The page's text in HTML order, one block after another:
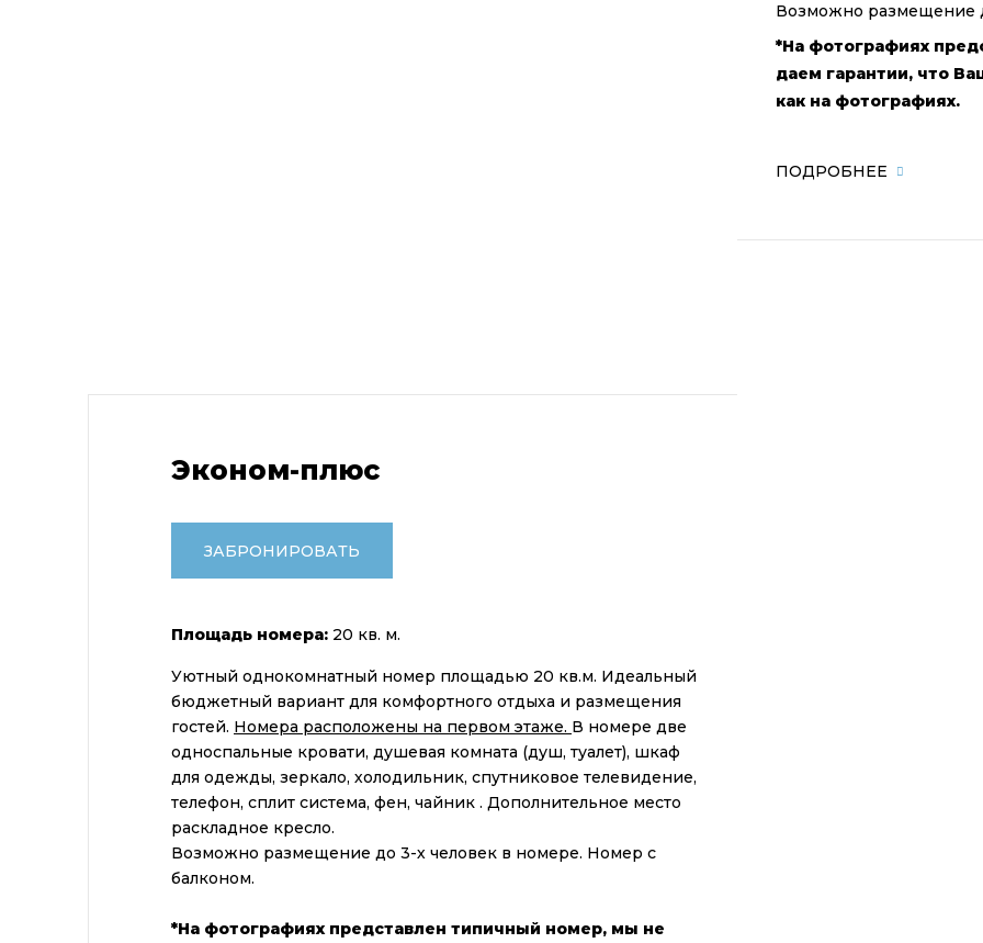
Возможно размещение
*На фотографиях
даем гарантии, что
как на фотографиях.
ПОДРОБНЕЕ
Эконом-плюс
ЗАБРОНИРОВАТЬ
Площадь номера: 20 кв. м.
Уютный однокомнатный номер площадью 20 кв.м. Идеальный
бюджетный вариант для комфортного отдыха и размещения
гостей. Номера расположены на первом этаже. В номере две
односпальные кровати, душевая комната (душ, туалет), шкаф
для одежды, зеркало, холодильник, спутниковое телевидение,
телефон, сплит система, фен, чайник . Дополнительное место
раскладное кресло.
Возможно размещение до 3-х человек в номере. Номер с
балконом.
*На фотографиях представлен типичный номер, мы не